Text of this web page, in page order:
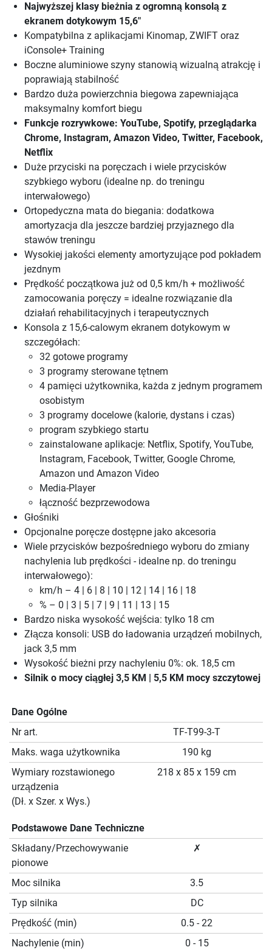
Najwyższej klasy bieżnia z ogromną konsolą z
ekranem dotykowym 15,6"
Kompatybilna z aplikacjami Kinomap, ZWIFT oraz
iConsole+ Training
Boczne aluminiowe szyny stanowią wizualną atrakcję i
poprawiają stabilność
Bardzo duża powierzchnia biegowa zapewniająca
maksymalny komfort biegu
Funkcje rozrywkowe: YouTube, Spotify, przeglądarka
Chrome, Instagram, Amazon Video, Twitter, Facebook,
Netflix
Duże przyciski na poręczach i wiele przycisków
szybkiego wyboru (idealne np. do treningu
interwałowego)
Ortopedyczna mata do biegania: dodatkowa
amortyzacja dla jeszcze bardziej przyjaznego dla
stawów treningu
Wysokiej jakości elementy amortyzujące pod pokładem
jezdnym
Prędkość początkowa już od 0,5 km/h + możliwość
zamocowania poręczy = idealne rozwiązanie dla
działań rehabilitacyjnych i terapeutycznych
Konsola z 15,6-calowym ekranem dotykowym w
szczegółach:
32 gotowe programy
3 programy sterowane tętnem
4 pamięci użytkownika, każda z jednym programem
osobistym
3 programy docelowe (kalorie, dystans i czas)
program szybkiego startu
zainstalowane aplikacje: Netflix, Spotify, YouTube,
Instagram, Facebook, Twitter, Google Chrome,
Amazon und Amazon Video
Media-Player
łączność bezprzewodowa
Głośniki
Opcjonalne poręcze dostępne jako akcesoria
Wiele przycisków bezpośredniego wyboru do zmiany
nachylenia lub prędkości - idealne np. do treningu
interwałowego):
km/h – 4 | 6 | 8 | 10 | 12 | 14 | 16 | 18
% – 0 | 3 | 5 | 7 | 9 | 11 | 13 | 15
Bardzo niska wysokość wejścia: tylko 18 cm
Złącza konsoli: USB do ładowania urządzeń mobilnych,
jack 3,5 mm
Wysokość bieżni przy nachyleniu 0%: ok. 18,5 cm
Silnik o mocy ciągłej 3,5 KM | 5,5 KM mocy szczytowej
Dane Ogólne
Nr art.
TF-T99-3-T
Maks. waga użytkownika
190 kg
Wymiary rozstawionego
urządzenia
(Dł. x Szer. x Wys.)
218 x 85 x 159 cm
Podstawowe Dane Techniczne
Składany/Przechowywanie
pionowe
✗
Moc silnika
3.5
Typ silnika
DC
Prędkość (min)
0.5 - 22
Nachylenie (min)
0 - 15